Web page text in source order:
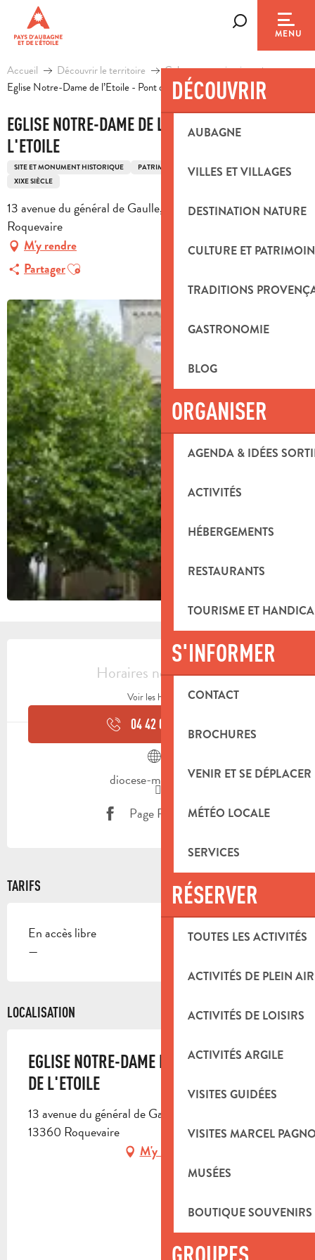
contenu
principal
MENU
DÉCOUVRIR
AUBAGNE
VILLES ET VILLAGES
DESTINATION NATURE
CULTURE ET
TRADITIONS
GASTRONOMIE
BLOG
ORGANISER
AGENDA & IDÉES
ACTIVITÉS
HÉBERGEMENTS
RESTAURANTS
TOURISME ET
S'INFORMER
CONTACT
BROCHURES
VENIR ET SE DÉPLACER
MÉTÉO LOCALE
SERVICES
RÉSERVER
TOUTES LES ACTIVITÉS
ACTIVITÉS DE PLEIN AIR
ACTIVITÉS DE LOISIRS
ACTIVITÉS ARGILE
VISITES GUIDÉES
VISITES MARCEL
MUSÉES
BOUTIQUE
GROUPES
Accueil Découvrir le territoire
Culture et patrimoine
Eglise Notre-Dame de l’Etoile - Pont de l'Etoile
EGLISE NOTRE-DAME DE L’ETOILE - PONT DE
L'ETOILE
SITE ET MONUMENT HISTORIQUE PATRIMOINE RELIGIEUX
EGLISE
XIXE SIÈCLE
13 avenue du général de Gaulle, Pont de l'Etoile, 13360
Roquevaire
M'y rendre
PartagerAjouter aux favoris
OUVERTURE ET COORDONNÉES
Horaires non définis
Voir les horaires
04 42 04 25
diocese-marseille.fr
Page Facebook
TARIFS
En accès libre
—
LOCALISATION
EGLISE NOTRE-DAME DE L’ETOILE - PONT
DE L'ETOILE
13 avenue du général de Gaulle, Pont de l'Etoile,
13360 Roquevaire
M'y rendre